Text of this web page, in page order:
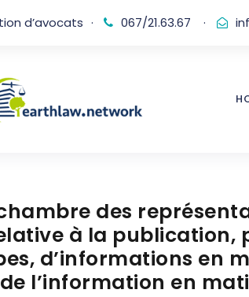
d’avocats · 067/21.63.67 ·
des
à la publication,
d’informations en
l’information en